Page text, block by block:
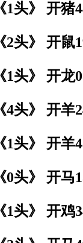
1头》 开猪
2头》 开鼠
1头》 开龙
4头》 开羊
1头》 开羊
0头》 开马
1头》 开鸡